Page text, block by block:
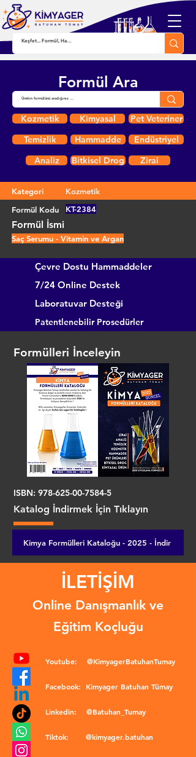
Formül Ara
Kozmetik Kimyasal
Pet Veteriner
Temizlik
Hammadde
Endüstriyel
Analiz
Bitkisel Drog Zirai
Kategori
Kozmetik
Formül Kodu
KT-2384
Formül İsmi
Saç Serumu - Vitamin ve Argan
Çevre Dostu Hammaddeler
7/24 Online Destek
Laboratuvar Desteği
Patentlenebilir Prosedürler
Formülleri İnceleyin
ISBN: 978-625-00-7584-5
Katalog İndirmek İçin Tıklayın
Kimya Formülleri Kataloğu - 2025 - İndir
İLETİŞİM
Online Danışmanlık ve
Eğitim Koçluğu
Youtube: @KimyagerBatuhanTumay
Facebook: Kimyager Batuhan Tümay
Linkedin: @Batuhan_Tumay
Tiktok: @kimyager.batuhan